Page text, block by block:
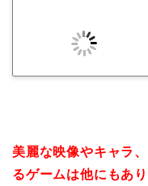
美麗な映像やキャラ
るゲームは他にもあり